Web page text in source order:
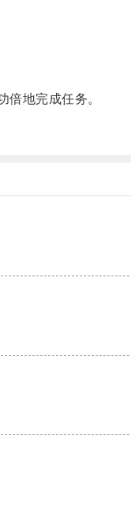
地完成任务。